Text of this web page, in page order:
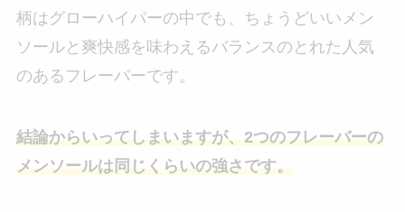
柄はグローハイパーの中でも、ちょうどいいメン
ソールと爽快感を味わえるバランスのとれた人気
のあるフレーバーです。
結論からいってしまいますが、2つのフレーバーの
メンソールは同じくらいの強さです。